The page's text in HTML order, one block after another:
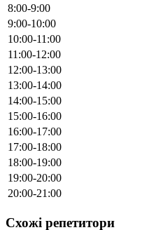
8:00-9:00
9:00-10:00
10:00-11:00
11:00-12:00
12:00-13:00
13:00-14:00
14:00-15:00
15:00-16:00
16:00-17:00
17:00-18:00
18:00-19:00
19:00-20:00
20:00-21:00
Схожі репетитори